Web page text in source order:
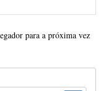
para a próxima vez